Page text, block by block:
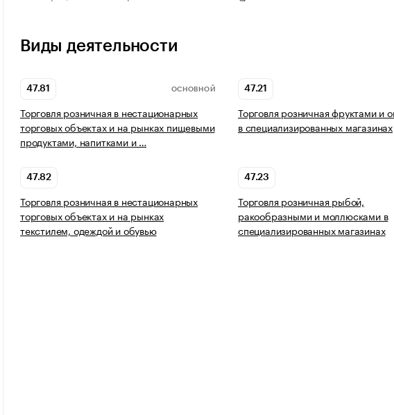
Виды деятельности
47.81 ОСНОВНОЙ
Торговля розничная в нестационарных
торговых объектах и на рынках пищевыми
продуктами, напитками и …
47.21
Торговля розничная фруктами и
в специализированных магазинах
47.82
Торговля розничная в нестационарных
торговых объектах и на рынках
текстилем, одеждой и обувью
47.23
Торговля розничная рыбой,
ракообразными и моллюсками в
специализированных магазинах